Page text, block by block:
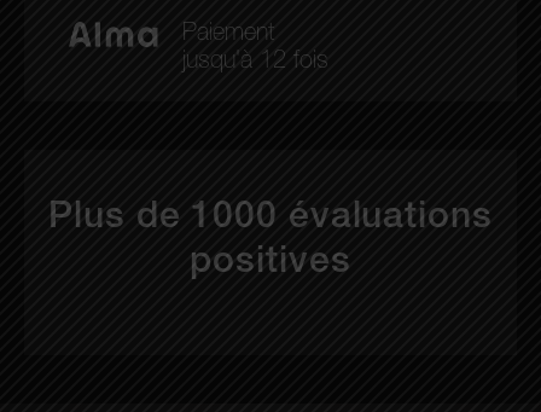
Paiement
jusqu'à 12 fois
Plus de 1000 évaluations
positives